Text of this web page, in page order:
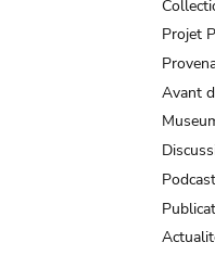
Projet
Avant